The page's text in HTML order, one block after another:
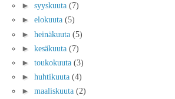
► syyskuuta (7)
► elokuuta (5)
► heinäkuuta (5)
► kesäkuuta (7)
► toukokuuta (3)
► huhtikuuta (4)
► maaliskuuta (2)